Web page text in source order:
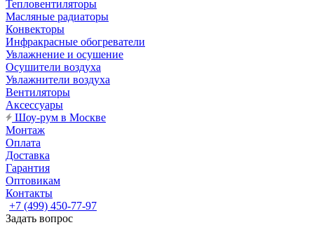
Тепловентиляторы
Масляные радиаторы
Конвекторы
Инфракрасные обогреватели
Увлажнение и осушение
Осушители воздуха
Увлажнители воздуха
Вентиляторы
Аксессуары
Шоу-рум в Москве
Монтаж
Оплата
Доставка
Гарантия
Оптовикам
Контакты
+7 (499) 450-77-97
Задать вопрос